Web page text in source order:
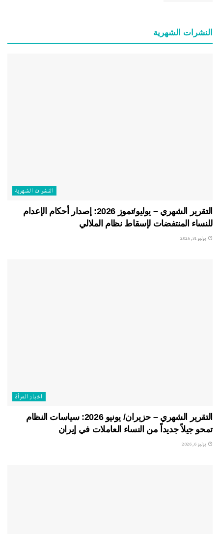
النشرات الشهریة
النشرات الشهریة
التقرير الشهري – يوليو/تموز 2026: إصدار أحكام الإعدام
للنساء المنتفضات لإسقاط نظام الملالي
يوليو 31, 2026
اخبار المرأة
التقرير الشهري – حزيران/ يونيو 2026: سياسات النظام
تمحو جيلاً جديداً من النساء العاملات في إيران
يوليو 6, 2026